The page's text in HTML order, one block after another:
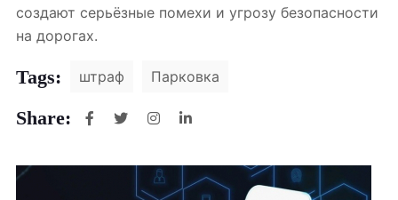
создают серьёзные помехи и угрозу безопасности
на дорогах.
Tags: штраф Парковка
Share: